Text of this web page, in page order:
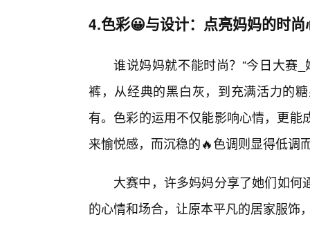
4.色彩😀与设计：点亮妈妈的时尚
谁说妈妈就不能时尚？“今日大赛
裤，从经典的黑白灰，到充满活力的
有。色彩的运用不仅能影响心情，更
来愉悦感，而沉稳的🔥色调则显得低调
大赛中，许多妈妈分享了她们如
的心情和场合，让原本平凡的居家服饰